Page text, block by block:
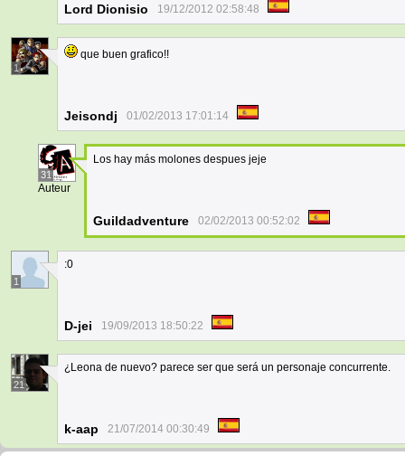
Lord Dionisio 19/12/2012 02:58:48
1
que buen grafico!!
Jeisondj 01/02/2013 17:01:14
31
Auteur
Los hay más molones despues jeje
Guildadventure 02/02/2013 00:52:02
1
:0
D-jei 19/09/2013 18:50:22
21
¿Leona de nuevo? parece ser que será un personaje concurrente.
k-aap 21/07/2014 00:30:49